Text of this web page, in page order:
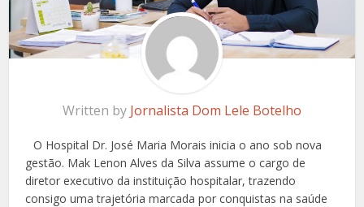
Written by Jornalista Dom Lele Botelho
O Hospital Dr. José Maria Morais inicia o ano sob nova
gestão. Mak Lenon Alves da Silva assume o cargo de
diretor executivo da instituição hospitalar, trazendo
consigo uma trajetória marcada por conquistas na saúde